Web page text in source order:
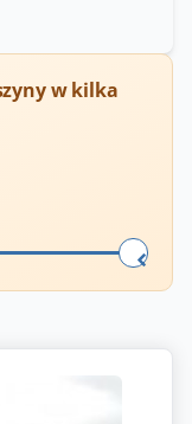
w kilka